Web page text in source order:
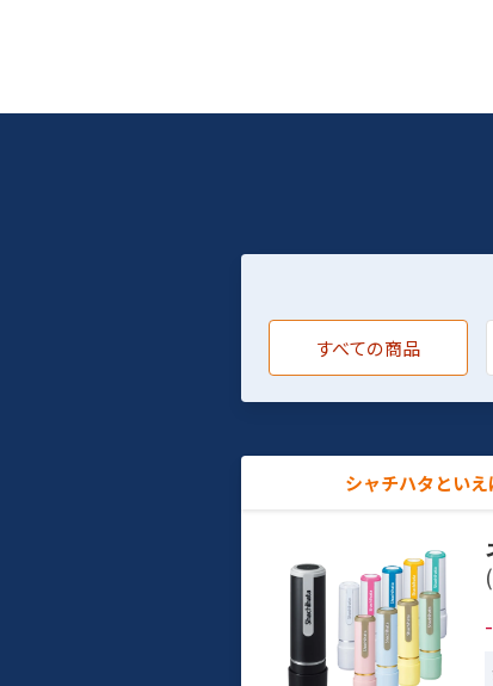
すべての商品
シャチハタとい
(